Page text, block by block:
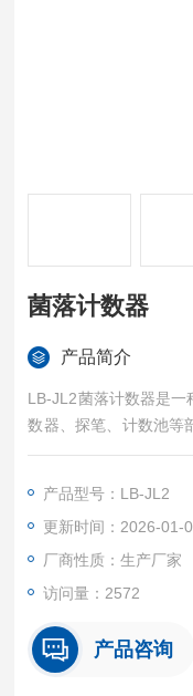
菌落计数器
产品简介
LB-JL2菌落计数器是一
数器、探笔、计数池等
计，黑色纵深背景式记
品、饮用水、工业废水
产品型号：LB-JL2
更新时间：2026-01-
厂商性质：生产厂家
访问量：2572
产品咨询